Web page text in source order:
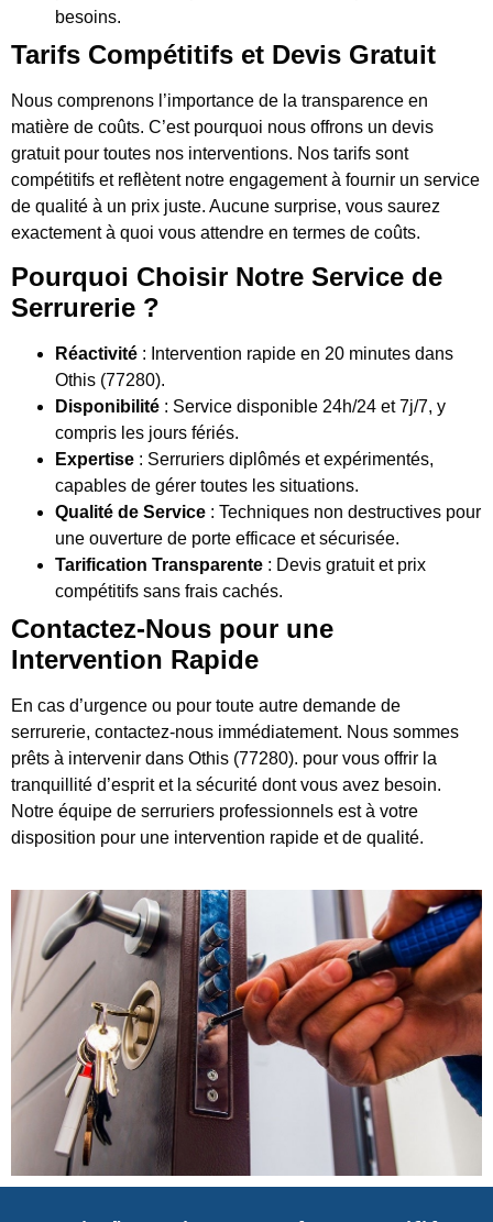
besoins.
Tarifs Compétitifs et Devis Gratuit
Nous comprenons l’importance de la transparence en
matière de coûts. C’est pourquoi nous offrons un devis
gratuit pour toutes nos interventions. Nos tarifs sont
compétitifs et reflètent notre engagement à fournir un service
de qualité à un prix juste. Aucune surprise, vous saurez
exactement à quoi vous attendre en termes de coûts.
Pourquoi Choisir Notre Service de
Serrurerie ?
Réactivité : Intervention rapide en 20 minutes dans
Othis (77280).
Disponibilité : Service disponible 24h/24 et 7j/7, y
compris les jours fériés.
Expertise : Serruriers diplômés et expérimentés,
capables de gérer toutes les situations.
Qualité de Service : Techniques non destructives pour
une ouverture de porte efficace et sécurisée.
Tarification Transparente : Devis gratuit et prix
compétitifs sans frais cachés.
Contactez-Nous pour une
Intervention Rapide
En cas d’urgence ou pour toute autre demande de
serrurerie, contactez-nous immédiatement. Nous sommes
prêts à intervenir dans Othis (77280). pour vous offrir la
tranquillité d’esprit et la sécurité dont vous avez besoin.
Notre équipe de serruriers professionnels est à votre
disposition pour une intervention rapide et de qualité.